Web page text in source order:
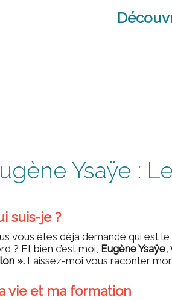
Ysaÿe :
suis-je ?
vous êtes déjà demandé qui est
? Et bien c’est moi, Eugène
».Laissez-moi vous raconter
vie et ma formation